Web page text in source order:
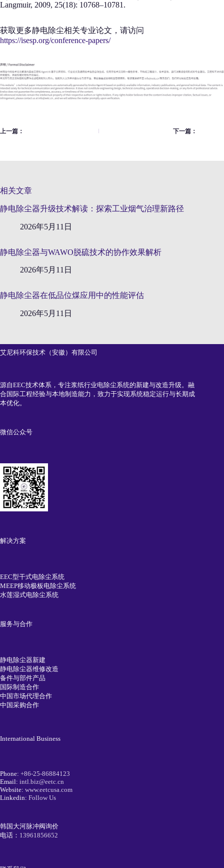
Langmuir, 2009, 25(18): 10768–10781.
获取更多静电除尘相关专业论文，请访问
https://isesp.org/conference-papers/
上一篇： 下一篇：
相关文章
静电除尘器升级技术解读：探索工业烟气治理新路径
2026年5月11日
静电除尘器与WAWO脱硫技术的协作效果解析
2026年5月11日
静电除尘器在低品位煤应用中的性能评估
2026年5月11日
艾尼科环保技术（安徽）有限公司
源自EEC技术体系，专注浆纸行业电除尘系统的新建与改造升级。融
合国际工程经验与本地制造能力，致力于实现系统稳定运行与长期成
本优化。
微信公众号
解决方案
EEC型干式电除尘系统
MEEP移动极板电除尘系统
水莲湿式电除尘系统
服务与合作
静电除尘器新建
静电除尘器维修改造
备件与部件产品
国际制造合作
中国市场代理合作
中国采购合作
International Business
Phone: +86-25-86884123
Email: intl.biz@eetc.cn
Website: www.eetcusa.com
Linkedin: Follow Us
韩国大河脉冲阀询价
电话： 13961856652